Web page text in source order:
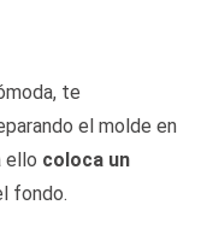
te
el molde en
ello coloca un
fondo.